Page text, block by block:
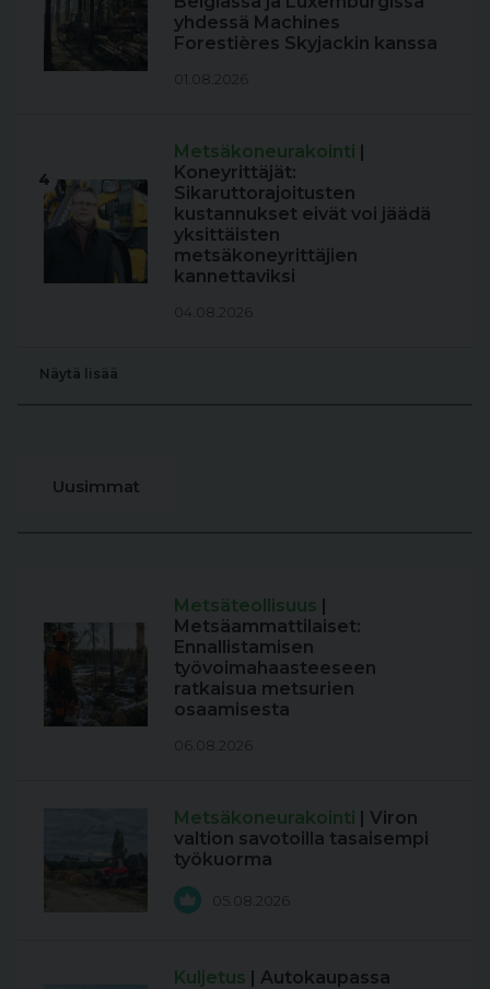
yhdessä Machines
Forestières Skyjackin kanssa
01.08.2026
4
Metsäkoneurakointi |
Koneyrittäjät:
Sikaruttorajoitusten
kustannukset eivät voi jäädä
yksittäisten
metsäkoneyrittäjien
kannettaviksi
04.08.2026
Näytä lisää
Uusimmat
Metsäteollisuus |
Metsäammattilaiset:
Ennallistamisen
työvoimahaasteeseen
ratkaisua metsurien
osaamisesta
06.08.2026
Metsäkoneurakointi | Viron
valtion savotoilla tasaisempi
työkuorma
05.08.2026
Kuljetus | Autokaupassa